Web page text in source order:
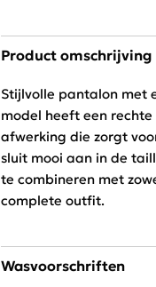
Product omschrijving
Stijlvolle pantalon met
model heeft een
afwerking die zorgt
sluit mooi aan in de
te combineren met
complete outfit.
Wasvoorschriften